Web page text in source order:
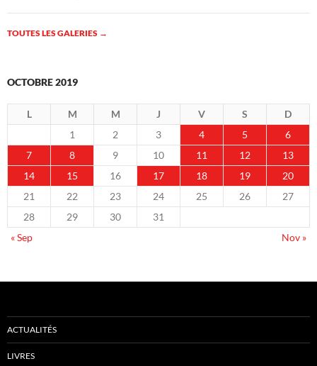
TOUTES LES GALERIES →
OCTOBRE 2019
L M M J V S
D
1
2 3 4 5
6
7
8 9 10 11 12
13
14
15 16 17 18 19
20
21
22 23 24 25 26
27
28
29 30
31
« Sep
Nov »
ACTUALITÉS
LIVRES